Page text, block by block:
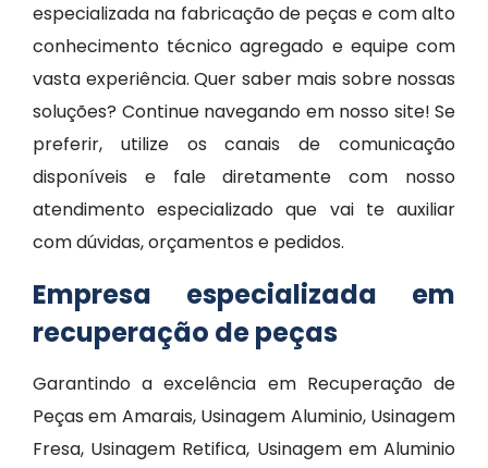
especializada na fabricação de peças e com alto
conhecimento técnico agregado e equipe com
vasta experiência. Quer saber mais sobre nossas
soluções? Continue navegando em nosso site! Se
preferir, utilize os canais de comunicação
disponíveis e fale diretamente com nosso
atendimento especializado que vai te auxiliar
com dúvidas, orçamentos e pedidos.
Empresa especializada em
recuperação de peças
Garantindo a excelência em Recuperação de
Peças em Amarais, Usinagem Aluminio, Usinagem
Fresa, Usinagem Retifica, Usinagem em Aluminio